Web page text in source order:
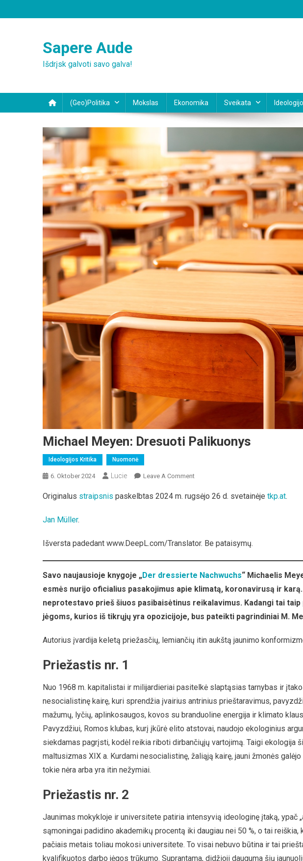
to
Sapere Aude
Išdrįsk galvoti savo galva!
(Geo)Politika Mokslas Ekonomika Sveikata
Michael Meyen: Dresuoti Palikuonys
Ideologijos Kritika Nuomonė
6. Oktober 2024 Lucie Leave A CommentOn
Meyen:
Originalus straipsnis paskelbtas 2024 m. rugsėjo 26 d. svetainėje tkp.at.
Jan Müller.
Išversta padedant www.DeepL.com/Translator. Be pataisymų.
Savo naujausioje knygoje „Der dressierte Nachwuchs“ Michaelis
esmės nurijo oficialius pasakojimus apie klimatą, koronavirusą ir karą.
neprotestavo prieš šiuos pasibaisėtinus reikalavimus. Kadangi tai
jėgoms, kurios iš tikrųjų yra opozicijoje, bus pateikti pagrindiniai M.
Autorius įvardija keletą priežasčių, lemiančių itin aukštą jaunimo
Priežastis nr. 1
Nuo 1968 m. kapitalistai ir milijardieriai pasitelkė slaptąsias tarnybas ir
nesocialistinę kairę, kuri sprendžia įvairius antrinius prieštaravimus,
mažumų, lyčių, aplinkosaugos, kovos su branduoline energija ir klimato
Pavyzdžiui, Romos klubas, kurį įkūrė elito atstovai, naudojo ekologinius
siekdamas pagrįsti, kodėl reikia riboti dirbančiųjų vartojimą. Taigi ekologija
maltusizmas XIX a. Kurdami nesocialistinę, žaliąją kairę, jauni žmonės
tokie nėra arba yra itin nežymiai.
Priežastis nr. 2
Jaunimas mokykloje ir universitete patiria intensyvią ideologinę įtaką, ypač
sąmoningai padidino akademikų procentą iki daugiau nei 50 %, o tai
pačiais metais toliau mokosi universitete. To visai nebuvo būtina ir tai
kvalifikuotos darbo jėgos trūkumo. Suprantama, didžioji dauguma šių